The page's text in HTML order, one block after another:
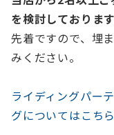
を検討しております
先着ですので、埋
みください。
ライディングパー
グについてはこちら